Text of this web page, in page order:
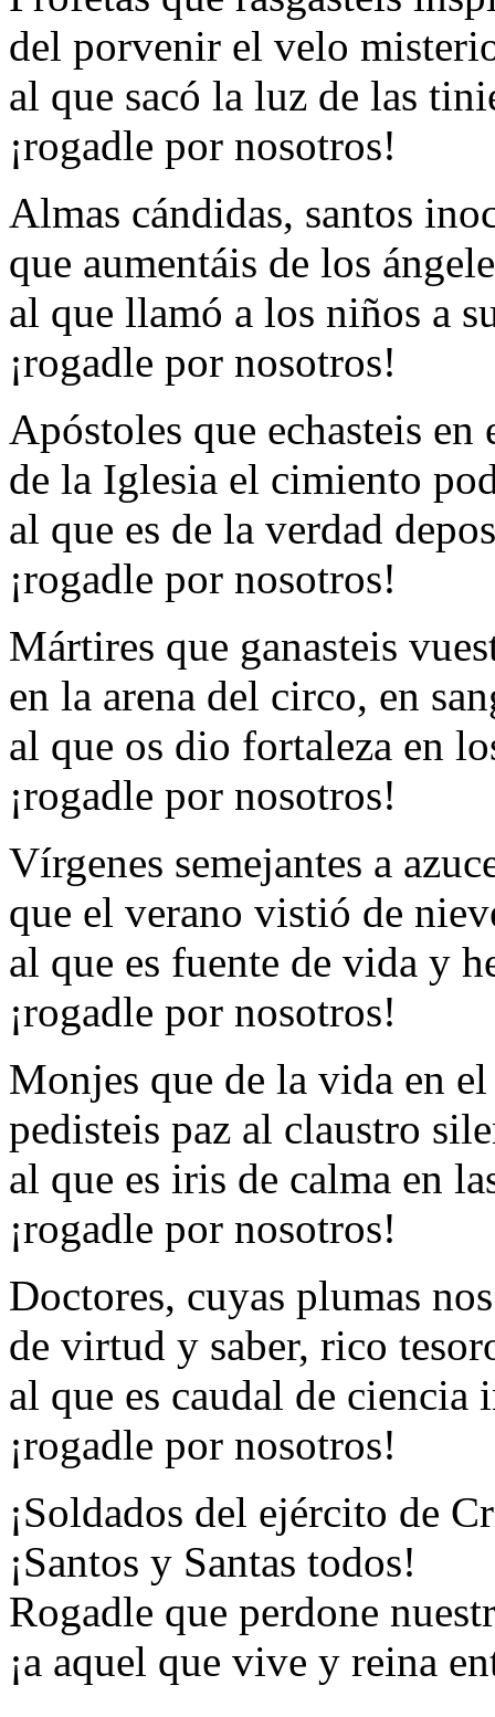
del porvenir el velo
al que sacó la luz de las
¡rogadle por nosotros!
Almas cándidas, santos
que aumentáis de los
al que llamó a los niños a
¡rogadle por nosotros!
Apóstoles que echasteis en
de la Iglesia el cimiento
al que es de la verdad
¡rogadle por nosotros!
Mártires que ganasteis
en la arena del circo, en
al que os dio fortaleza en
¡rogadle por nosotros!
Vírgenes semejantes a
que el verano vistió de
al que es fuente de vida y
¡rogadle por nosotros!
Monjes que de la vida en
pedisteis paz al claustro
al que es iris de calma en
¡rogadle por nosotros!
Doctores, cuyas plumas
de virtud y saber, rico
al que es caudal de
¡rogadle por nosotros!
¡Soldados del ejército de
¡Santos y Santas todos!
Rogadle que perdone
¡a aquel que vive y reina